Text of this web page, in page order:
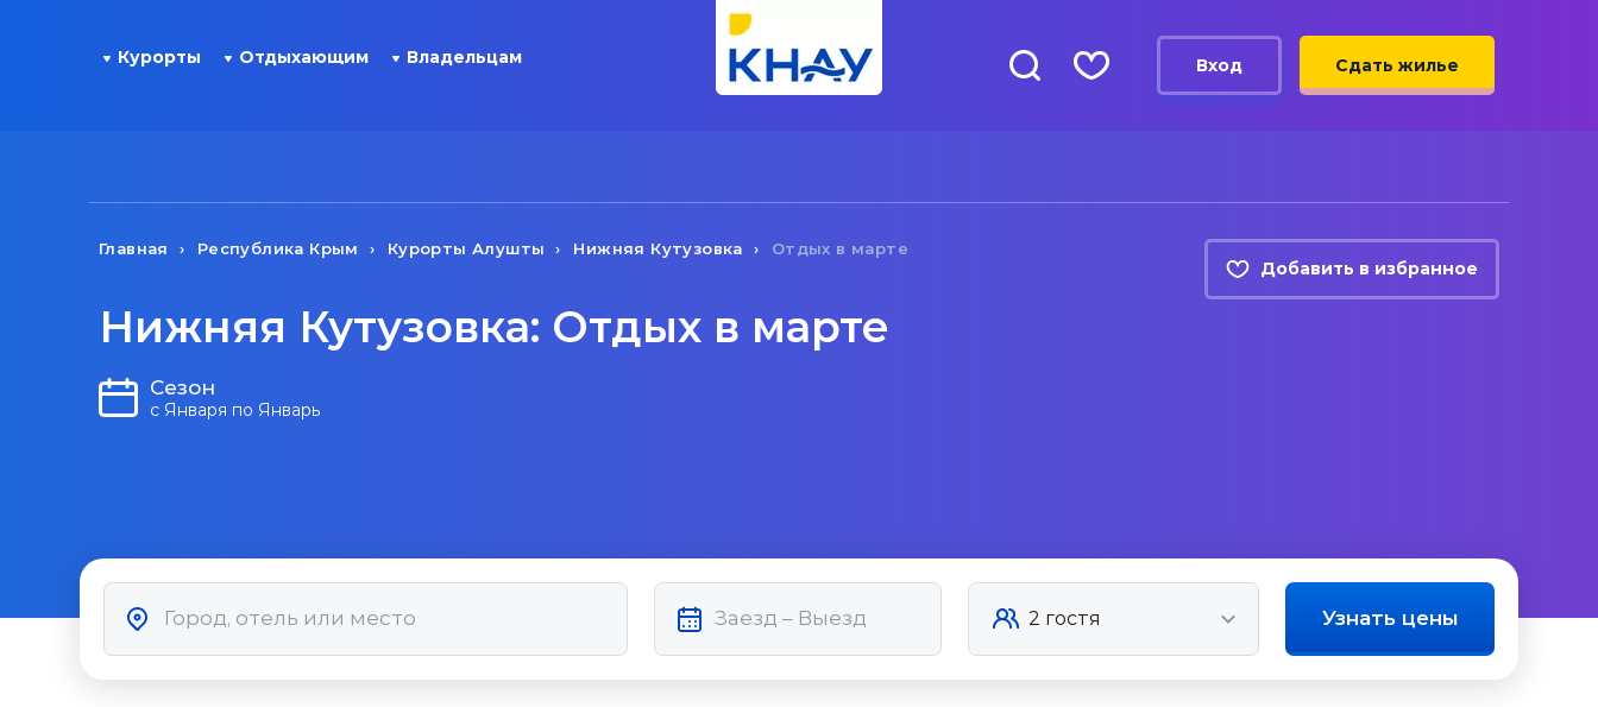
Курорты Отдыхающим Владельцам Вход Сдать жилье
Главная Республика Крым Курорты Алушты Нижняя Кутузовка Отдых в марте
Добавить в избранное
Нижняя Кутузовка: Отдых в марте
Сезон
с Января по Январь
Узнать цены